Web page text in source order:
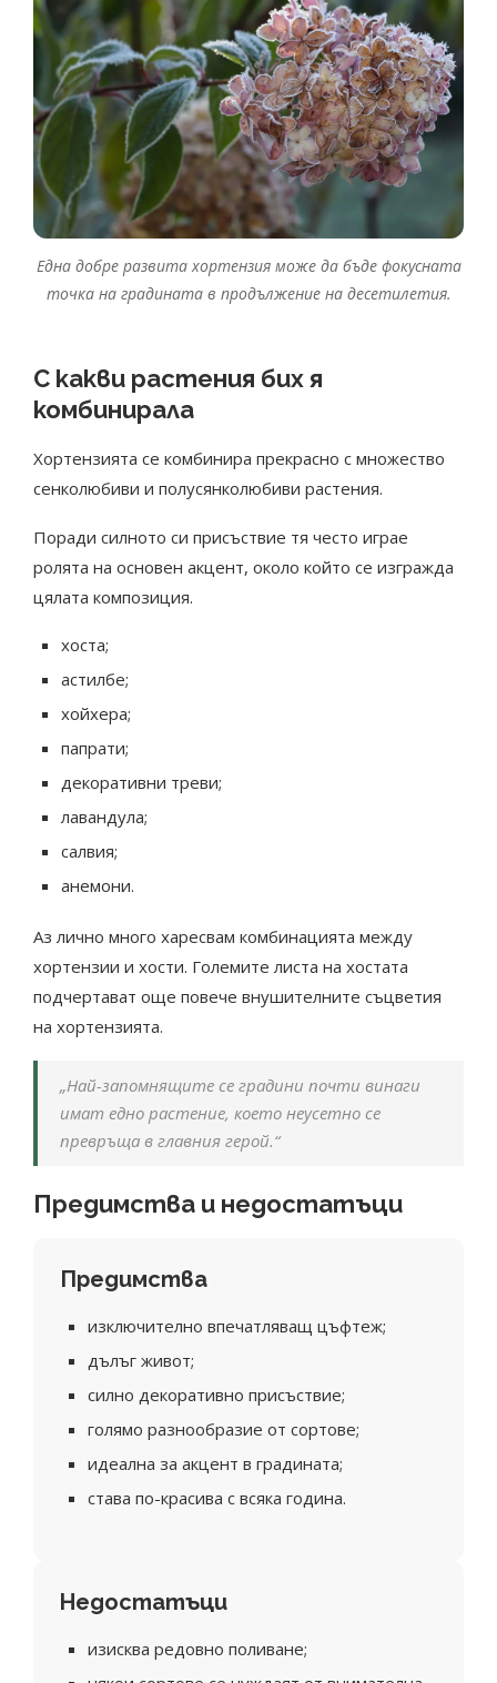
Една добре развита хортензия може да бъде фокусната
точка на градината в продължение на десетилетия.
С какви растения бих я
комбинирала
Хортензията се комбинира прекрасно с множество
сенколюбиви и полусянколюбиви растения.
Поради силното си присъствие тя често играе
ролята на основен акцент, около който се изгражда
цялата композиция.
хоста;
астилбе;
хойхера;
папрати;
декоративни треви;
лавандула;
салвия;
анемони.
Аз лично много харесвам комбинацията между
хортензии и хости. Големите листа на хостата
подчертават още повече внушителните съцветия
на хортензията.
„Най-запомнящите се градини почти винаги
имат едно растение, което неусетно се
превръща в главния герой.“
Предимства и недостатъци
Предимства
изключително впечатляващ цъфтеж;
дълъг живот;
силно декоративно присъствие;
голямо разнообразие от сортове;
идеална за акцент в градината;
става по-красива с всяка година.
Недостатъци
изисква редовно поливане;